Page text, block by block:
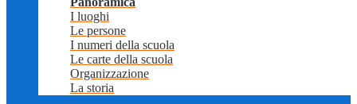
I luoghi
Le persone
I numeri della scuola
Le carte della scuola
Organizzazione
La storia